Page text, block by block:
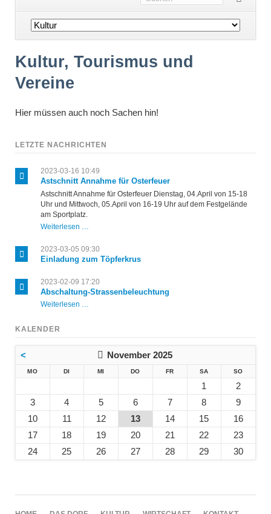
Navigation
überspringen
Kultur, Tourismus und
Vereine
Hier müssen auch noch Sachen hin!
LETZTE NACHRICHTEN
2023-03-16 10:49
Astschnitt Annahme für Osterfeuer
Astschnitt Annahme für Osterfeuer Dienstag, 04.April von 15-18
Uhr und Mittwoch, 05.April von 16-19 Uhr auf dem Festgelände
am Sportplatz.
Weiterlesen …
für
Osterfeuer
2023-03-05 09:30
Einladung zum Töpferkrus
2023-02-09 17:20
Abschaltung-Strassenbeleuchtung
Weiterlesen …
KALENDER
< November 2025
MONTAG DI MI TTWOCHDO NNERSTAG
FR SA SO
1
2
3
4 5 6 7 8
9
10
11 12 13 14 15
16
17
18 19 20 21 22
23
24
25 26 27 28 29 30